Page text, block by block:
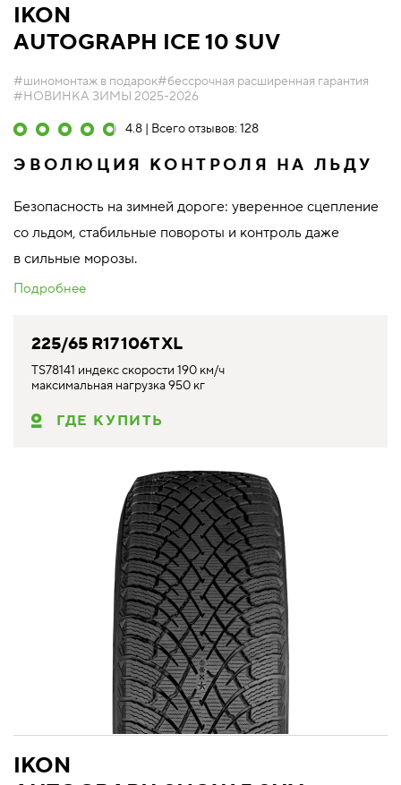
IKON
AUTOGRAPH ICE 10 SUV
#шиномонтаж в подарок#бессрочная расширенная гарантия
#НОВИНКА ЗИМЫ 2025-2026
4.8 | Всего отзывов: 128
ЭВОЛЮЦИЯ КОНТРОЛЯ НА ЛЬДУ
Безопасность на зимней дороге: уверенное сцепление
со льдом, стабильные повороты и контроль даже
в сильные морозы.
Подробнее
225/65 R17 106T XL
TS78141 индекс скорости 190 км/ч
максимальная нагрузка 950 кг
ГДЕ КУПИТЬ
IKON